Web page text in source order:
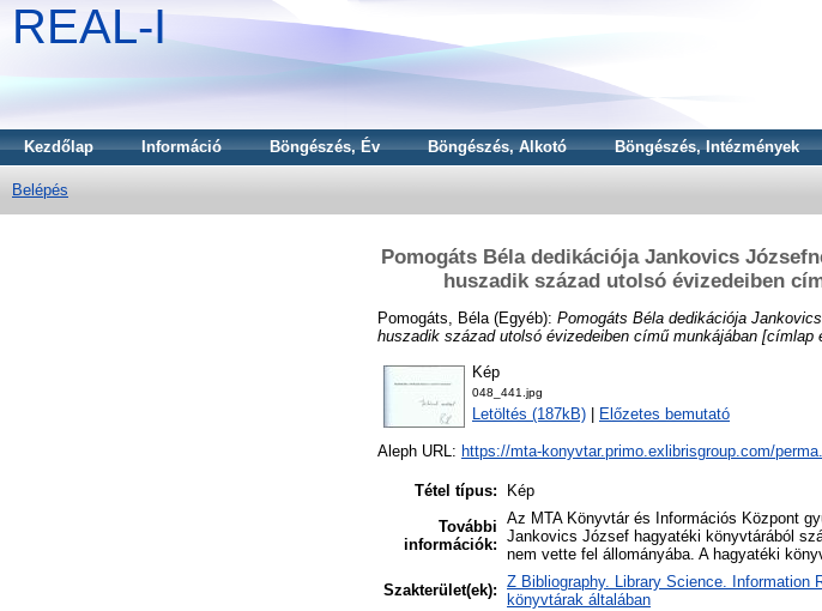
REAL-I
Kezdőlap Információ Böngészés, Év Böngészés, Alkotó Böngészés, Intézmények
Belépés
Pomogáts Béla dedikációja Jankovics
huszadik század utolsó évizedeiben
Pomogáts, Béla (Egyéb): Pomogáts Béla dedikációja
huszadik század utolsó évizedeiben című munkájában [címlap
Kép
048_441.jpg
Letöltés (187kB) Előzetes bemutató
Aleph URL: https://mta-konyvtar.primo.exlibrisgroup.com/
Tétel típus:
Kép
További
információk:
Az MTA Könyvtár és Információs Központ
Jankovics József hagyatéki könyvtárából
nem vette fel állományába. A hagyatéki
Szakterület(ek): Z Bibliography. Library Science. Information
könyvtárak általában